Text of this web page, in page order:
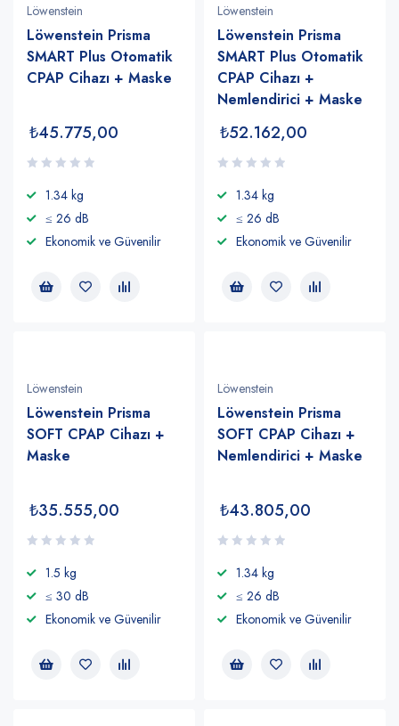
Löwenstein
Löwenstein Prisma
SMART Plus Otomatik
CPAP Cihazı + Maske
₺45.775,00
1.34 kg
≤ 26 dB
Ekonomik ve Güvenilir
Löwenstein
Löwenstein Prisma
SMART Plus Otomatik
CPAP Cihazı +
Nemlendirici + Maske
₺52.162,00
1.34 kg
≤ 26 dB
Ekonomik ve Güvenilir
Löwenstein
Löwenstein Prisma
SOFT CPAP Cihazı +
Maske
₺35.555,00
1.5 kg
≤ 30 dB
Ekonomik ve Güvenilir
Löwenstein
Löwenstein Prisma
SOFT CPAP Cihazı +
Nemlendirici + Maske
₺43.805,00
1.34 kg
≤ 26 dB
Ekonomik ve Güvenilir